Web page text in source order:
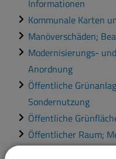
Informationen
Kommunale Karten
Manöverschäden;
Modernisierungs-
Anordnung
Öffentliche
Sondernutzung
Öffentliche
Öffentlicher Raum;
Gemeinde